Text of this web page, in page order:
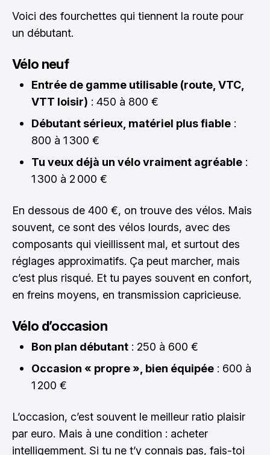
Voici des fourchettes qui tiennent la route pour
un débutant.
Vélo neuf
Entrée de gamme utilisable (route, VTC,
VTT loisir) : 450 à 800 €
Débutant sérieux, matériel plus fiable :
800 à 1 300 €
Tu veux déjà un vélo vraiment agréable :
1 300 à 2 000 €
En dessous de 400 €, on trouve des vélos. Mais
souvent, ce sont des vélos lourds, avec des
composants qui vieillissent mal, et surtout des
réglages approximatifs. Ça peut marcher, mais
c’est plus risqué. Et tu payes souvent en confort,
en freins moyens, en transmission capricieuse.
Vélo d’occasion
Bon plan débutant : 250 à 600 €
Occasion « propre », bien équipée : 600 à
1 200 €
L’occasion, c’est souvent le meilleur ratio plaisir
par euro. Mais à une condition : acheter
intelligemment. Si tu ne t’y connais pas, fais-toi